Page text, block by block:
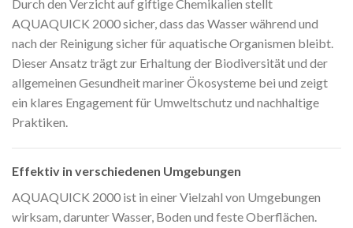
Durch den Verzicht auf giftige Chemikalien stellt
AQUAQUICK 2000 sicher, dass das Wasser während und
nach der Reinigung sicher für aquatische Organismen bleibt.
Dieser Ansatz trägt zur Erhaltung der Biodiversität und der
allgemeinen Gesundheit mariner Ökosysteme bei und zeigt
ein klares Engagement für Umweltschutz und nachhaltige
Praktiken.
Effektiv in verschiedenen Umgebungen
AQUAQUICK 2000 ist in einer Vielzahl von Umgebungen
wirksam, darunter Wasser, Boden und feste Oberflächen.